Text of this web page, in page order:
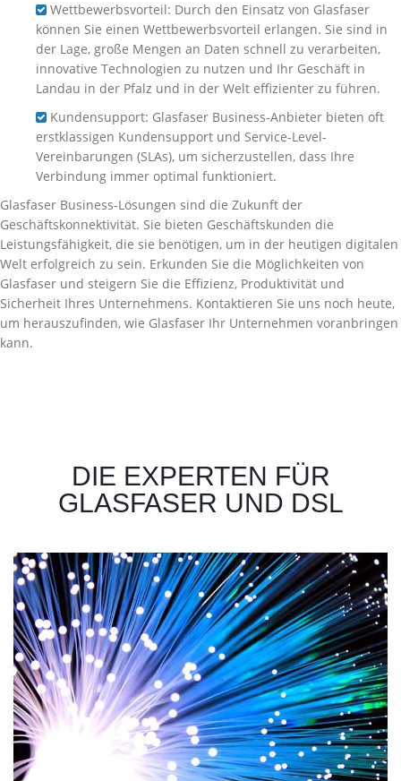
Wettbewerbsvorteil: Durch den Einsatz von Glasfaser
können Sie einen Wettbewerbsvorteil erlangen. Sie sind in
der Lage, große Mengen an Daten schnell zu verarbeiten,
innovative Technologien zu nutzen und Ihr Geschäft in
Landau in der Pfalz und in der Welt effizienter zu führen.
Kundensupport: Glasfaser Business-Anbieter bieten oft
erstklassigen Kundensupport und Service-Level-
Vereinbarungen (SLAs), um sicherzustellen, dass Ihre
Verbindung immer optimal funktioniert.
Glasfaser Business-Lösungen sind die Zukunft der
Geschäftskonnektivität. Sie bieten Geschäftskunden die
Leistungsfähigkeit, die sie benötigen, um in der heutigen digitalen
Welt erfolgreich zu sein. Erkunden Sie die Möglichkeiten von
Glasfaser und steigern Sie die Effizienz, Produktivität und
Sicherheit Ihres Unternehmens. Kontaktieren Sie uns noch heute,
um herauszufinden, wie Glasfaser Ihr Unternehmen voranbringen
kann.
DIE EXPERTEN FÜR
GLASFASER UND DSL